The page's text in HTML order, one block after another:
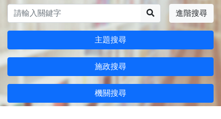
進階搜尋
主題搜尋
施政搜尋
機關搜尋